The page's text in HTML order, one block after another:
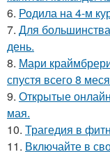
6. Родила на 4-м
7. Для
день.
8. Мари
спустя всего 8
9. Открытые
мая.
10. Трагедия в
11. Включайте в